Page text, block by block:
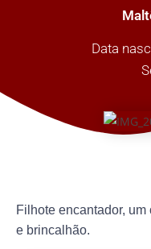
Data
Filhote encantador,
e brincalhão.